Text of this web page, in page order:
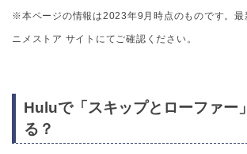
※本ページの情報は2023年9月時点のものです。最
ニメストア サイトにてご確認ください。
Huluで「スキップとローファー
る？